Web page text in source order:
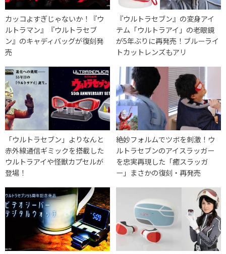
カッコよすぎじゃないか！『ウ
ルトラマン』『ウルトラセブ
ン』のキャディバッグが復刻発
売
『ウルトラセブン』の変身アイ
テム「ウルトラアイ」の老眼鏡
が5年ぶりに再発売！ブルーライ
トカットレンズもアリ
「ウルトラセブン」よりなんと
赤外線通信ギミックを搭載した
ウルトラアイや怪獣カプセルが
登場！
絶妙フォルムでツボを刺激！ウ
ルトラセブンのアイスラッガー
を忠実再現した「癒スラッガ
ー」まさかの復刻・再発売